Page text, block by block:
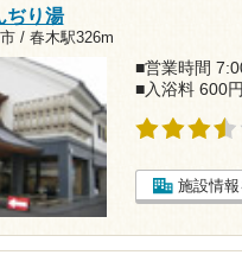
ぢり湯
/ 春木駅326m
■営業時間
■入浴料 600
施設情